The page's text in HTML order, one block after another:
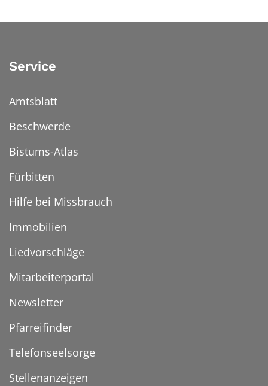
Service
Amtsblatt
Beschwerde
Bistums-Atlas
Fürbitten
Hilfe bei Missbrauch
Immobilien
Liedvorschläge
Mitarbeiterportal
Newsletter
Pfarreifinder
Telefonseelsorge
Stellenanzeigen